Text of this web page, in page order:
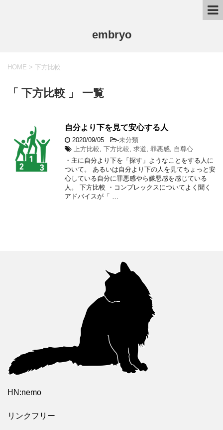
embryo
HOME > 下方比較
「 下方比較 」 一覧
自分より下を見て安心する人
2020/09/05 -未分類
上方比較 下方比較 求道 罪悪感 自尊心
・主に自分より下を「探す」ようなことをする人に
ついて。 あるいは自分より下の人を見てちょっと安
心している自分に罪悪感やら嫌悪感を感じている
人。 下方比較 ・コンプレックスについてよく聞く
アドバイスが「 …
HN:nemo
リンクフリー